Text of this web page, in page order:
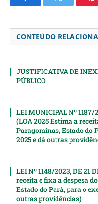
FacebookTwitter
CONTEÚDO
JUSTIFICATIVA DE
PÚBLICO
LEI MUNICIPAL Nº 1187/
(LOA 2025 Estima a
Paragominas, Estado do
2025 e dá outras
LEI Nº 1148/2023, DE 21
receita e fixa a despesa
Estado do Pará, para o
outras providências)